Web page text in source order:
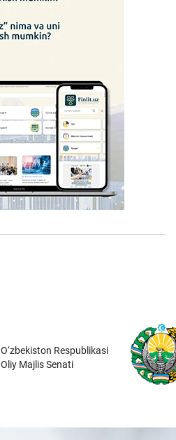
O‘zbekiston Respublikasi
Oliy Majlis Senati